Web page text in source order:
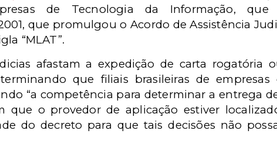
de Tecnologia da Informação,
que promulgou o Acordo de Assistência
“MLAT”.
afastam a expedição de carta rogatória
que filiais brasileiras de empresas
“a competência para determinar a entrega
o provedor de aplicação estiver
do decreto para que tais decisões não